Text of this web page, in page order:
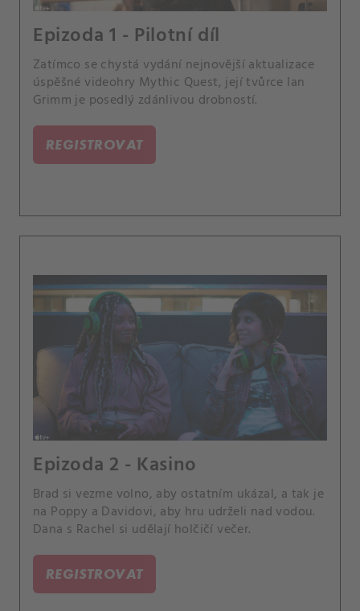
Epizoda 1 - Pilotní díl
Zatímco se chystá vydání nejnovější aktualizace
úspěšné videohry Mythic Quest, její tvůrce Ian
Grimm je posedlý zdánlivou drobností.
REGISTROVAT
Epizoda 2 - Kasino
Brad si vezme volno, aby ostatním ukázal, a tak je
na Poppy a Davidovi, aby hru udrželi nad vodou.
Dana s Rachel si udělají holčičí večer.
REGISTROVAT